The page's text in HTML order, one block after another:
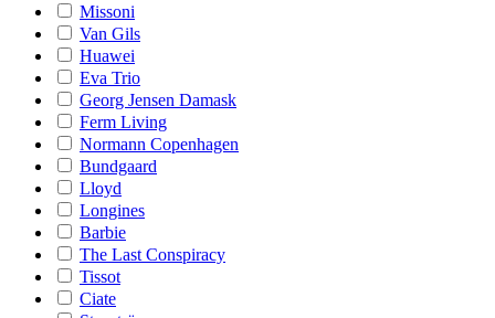
Missoni
Van Gils
Huawei
Eva Trio
Georg Jensen Damask
Ferm Living
Normann Copenhagen
Bundgaard
Lloyd
Longines
Barbie
The Last Conspiracy
Tissot
Ciate